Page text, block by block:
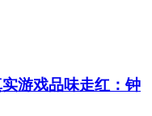
游戏品味走红：钟